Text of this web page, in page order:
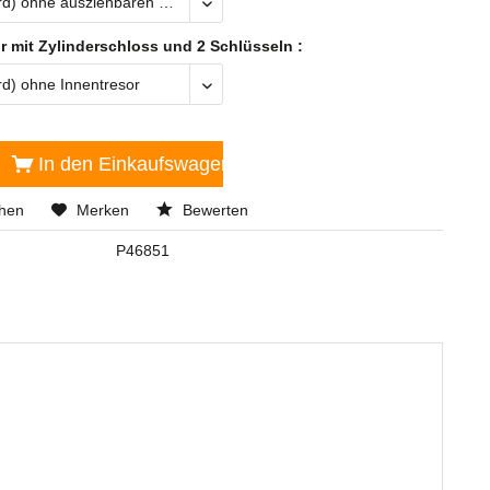
mit Zylinderschloss und 2 Schlüsseln :
In den Einkaufswagen
Merken Bewerten
P46851